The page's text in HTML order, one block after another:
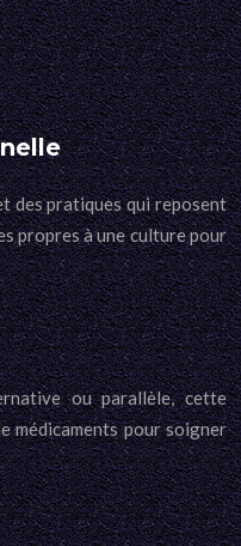
des pratiques qui reposent
propres à une culture pour
ou parallèle, cette
médicaments pour soigner